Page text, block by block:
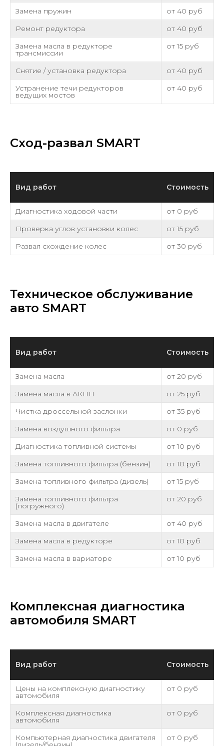
Замена пружин
от 40 руб
Ремонт редуктора
от 40 руб
Замена масла в редукторе
трансмиссии
от 15 руб
Снятие / установка редуктора
от 40 руб
Устранение течи редукторов
ведущих мостов
от 40 руб
Сход-развал SMART
Вид работ Стоимость
Диагностика ходовой части
от 0 руб
Проверка углов установки колес
от 15 руб
Развал схождение колес
от 30 руб
Техническое обслуживание
авто SMART
Вид работ Стоимость
Замена масла
от 20 руб
Замена масла в АКПП
от 25 руб
Чистка дроссельной заслонки
от 35 руб
Замена воздушного фильтра
от 0 руб
Диагностика топливной системы
от 10 руб
Замена топливного фильтра (бензин)
от 10 руб
Замена топливного фильтра (дизель)
от 15 руб
Замена топливного фильтра
(погружного)
от 20 руб
Замена масла в двигателе
от 40 руб
Замена масла в редукторе
от 10 руб
Замена масла в вариаторе
от 10 руб
Комплексная диагностика
автомобиля SMART
Вид работ Стоимость
Цены на комплексную диагностику
автомобиля
от 0 руб
Комплексная диагностика
автомобиля
от 0 руб
Компьютерная диагностика двигателя от 0 руб